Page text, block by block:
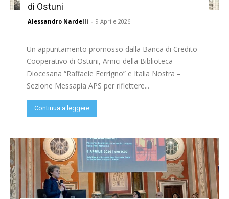
di Ostuni
Alessandro Nardelli - 9 Aprile 2026
Un appuntamento promosso dalla Banca di Credito
Cooperativo di Ostuni, Amici della Biblioteca
Diocesana “Raffaele Ferrigno” e Italia Nostra –
Sezione Messapia APS per riflettere...
Continua a leggere